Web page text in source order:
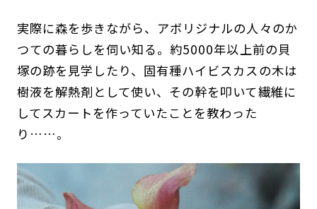
実際に森を歩きながら、アボリジナルの人々のか
つての暮らしを伺い知る。約5000年以上前の貝
塚の跡を見学したり、固有種ハイビスカスの木は
樹液を解熱剤として使い、その幹を叩いて繊維に
してスカートを作っていたことを教わった
り……。